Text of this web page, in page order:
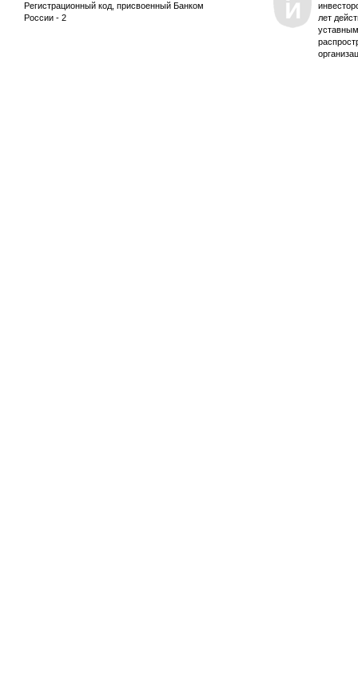
Регистрационный код, присвоенный Банком
России - 2
лет